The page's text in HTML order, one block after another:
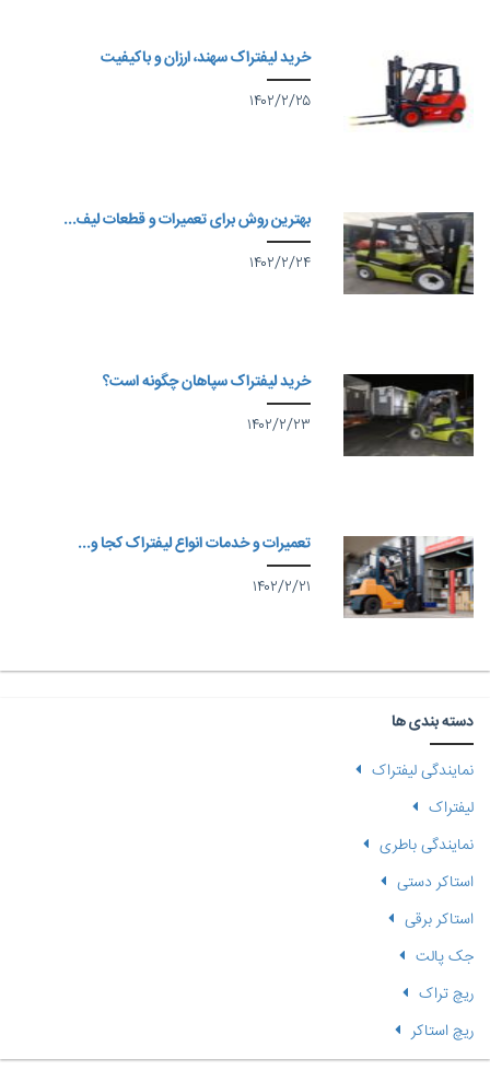
خرید لیفتراک سهند، ارزان و باکیفیت
۱۴۰۲/۲/۲۵
بهترین روش برای تعمیرات و قطعات لیف...
۱۴۰۲/۲/۲۴
خرید لیفتراک سپاهان چگونه است؟
۱۴۰۲/۲/۲۳
تعمیرات و خدمات انواع لیفتراک کجا و...
۱۴۰۲/۲/۲۱
دسته بندی ها
نمایندگی لیفتراک
لیفتراک
نمایندگی باطری
استاکر دستی
استاکر برقی
جک پالت
ریچ تراک
ریچ استاکر